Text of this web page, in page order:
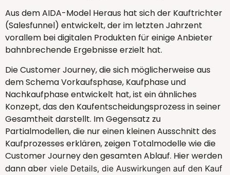
Aus dem AIDA-Model Heraus hat sich der Kauftrichter
(Salesfunnel) entwickelt, der im letzten Jahrzent
vorallem bei digitalen Produkten für einige Anbieter
bahnbrechende Ergebnisse erzielt hat.
Die Customer Journey, die sich möglicherweise aus
dem Schema Vorkaufsphase, Kaufphase und
Nachkaufphase entwickelt hat, ist ein ähnliches
Konzept, das den Kaufentscheidungsprozess in seiner
Gesamtheit darstellt. Im Gegensatz zu
Partialmodellen, die nur einen kleinen Ausschnitt des
Kaufprozesses erklären, zeigen Totalmodelle wie die
Customer Journey den gesamten Ablauf. Hier werden
dann aber viele Details, die Auswirkungen auf den Kauf